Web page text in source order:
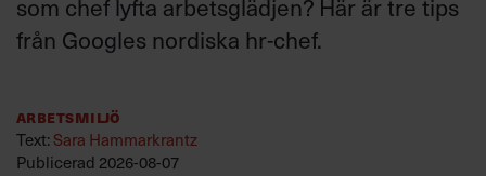
som chef lyfta arbetsglädjen? Här är tre tips
från Googles nordiska hr-chef.
Arbetsmiljö
Text:Sara Hammarkrantz
Publicerad 2026-08-07